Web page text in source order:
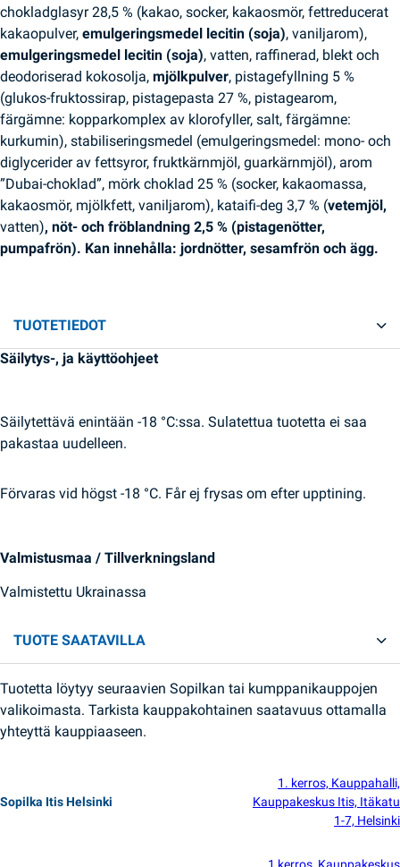
chokladglasyr 28,5 % (kakao, socker, kakaosmör, fettreducerat
kakaopulver, emulgeringsmedel lecitin (soja), vaniljarom),
emulgeringsmedel lecitin (soja), vatten, raffinerad, blekt och
deodoriserad kokosolja, mjölkpulver, pistagefyllning 5 %
(glukos-fruktossirap, pistagepasta 27 %, pistagearom,
färgämne: kopparkomplex av klorofyller, salt, färgämne:
kurkumin), stabiliseringsmedel (emulgeringsmedel: mono- och
diglycerider av fettsyror, fruktkärnmjöl, guarkärnmjöl), arom
”Dubai-choklad”, mörk choklad 25 % (socker, kakaomassa,
kakaosmör, mjölkfett, vaniljarom), kataifi-deg 3,7 % (vetemjöl,
vatten), nöt- och fröblandning 2,5 % (pistagenötter,
pumpafrön). Kan innehålla: jordnötter, sesamfrön och ägg.
TUOTETIEDOT
Säilytys-, ja käyttöohjeet
Säilytettävä enintään -18 °C:ssa. Sulatettua tuotetta ei saa
pakastaa uudelleen.
Förvaras vid högst -18 °C. Får ej frysas om efter upptining.
Valmistusmaa / Tillverkningsland
Valmistettu Ukrainassa
TUOTE SAATAVILLA
Tuotetta löytyy seuraavien Sopilkan tai kumppanikauppojen
valikoimasta. Tarkista kauppakohtainen saatavuus ottamalla
yhteyttä kauppiaaseen.
Sopilka Itis Helsinki
1. kerros, Kauppahalli,
Kauppakeskus Itis, Itäkatu
1-7, Helsinki